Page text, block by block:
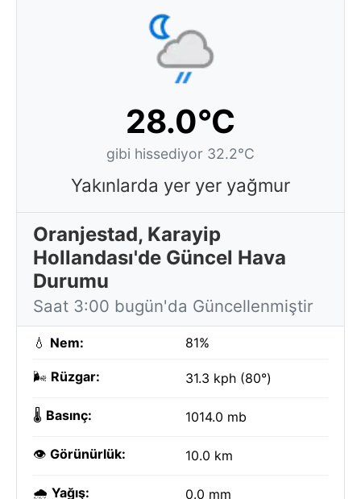
28.0°C
gibi hissediyor 32.2°C
Yakınlarda yer yer yağmur
Oranjestad, Karayip
Hollandası'de Güncel Hava
Durumu
Saat 3:00 bugün'da Güncellenmiştir
💧 Nem: 81%
🌬️ Rüzgar: 31.3 kph (80°)
🌡️ Basınç: 1014.0 mb
👁️ Görünürlük: 10.0 km
🌧️ Yağış: 0.0 mm